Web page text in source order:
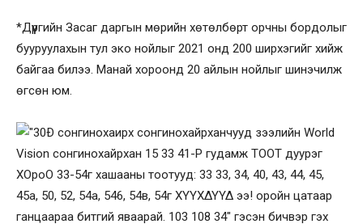
*Дүүргийн Засаг даргын мөрийн хөтөлбөрт орчны бордолыг
бууруулахын тул эко нойлыг 2021 онд 200 ширхэгийг хийж
байгаа билээ. Манай хороонд 20 айлын нойлыг шинэчилж
өгсөн юм.